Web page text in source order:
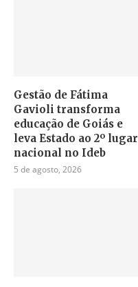
Gestão de Fátima
Gavioli transforma
educação de Goiás e
leva Estado ao 2º lugar
nacional no Ideb
5 de agosto, 2026